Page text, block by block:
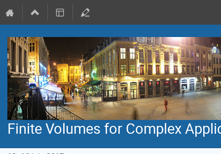
Finite Volumes for Complex